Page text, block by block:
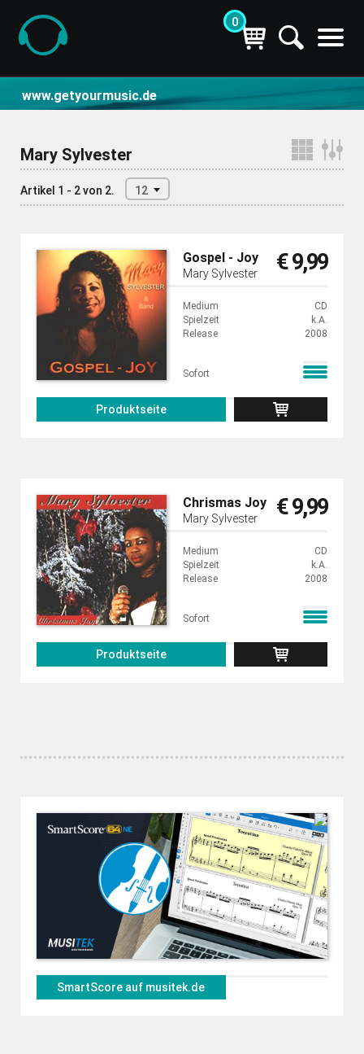
0
www.getyourmusic.de
Mary Sylvester
Artikel 1 - 2 von 2. 12
Gospel - Joy
Mary Sylvester € 9,99
Medium
CD
Spielzeit
k.A.
Release
2008
Sofort
Produktseite
Chrismas Joy
Mary Sylvester € 9,99
Medium
CD
Spielzeit
k.A.
Release
2008
Sofort
Produktseite
SmartScore auf musitek.de